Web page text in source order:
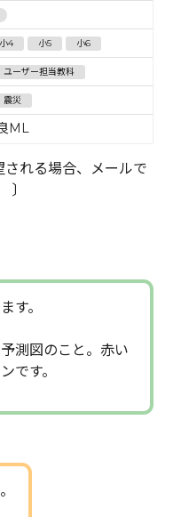
小4 小5 小6
ユーザー担当教科
震災
ML
される場合、メールで
す。
測図のこと。赤い
です。